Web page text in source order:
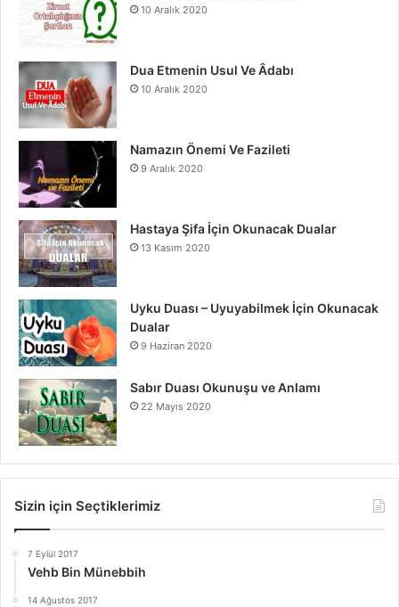
10 Aralık 2020
Dua Etmenin Usul Ve Âdabı
10 Aralık 2020
Namazın Önemi Ve Fazileti
9 Aralık 2020
Hastaya Şifa İçin Okunacak Dualar
13 Kasım 2020
Uyku Duası – Uyuyabilmek İçin Okunacak
Dualar
9 Haziran 2020
Sabır Duası Okunuşu ve Anlamı
22 Mayıs 2020
Sizin için Seçtiklerimiz
7 Eylül 2017
Vehb Bin Münebbih
14 Ağustos 2017